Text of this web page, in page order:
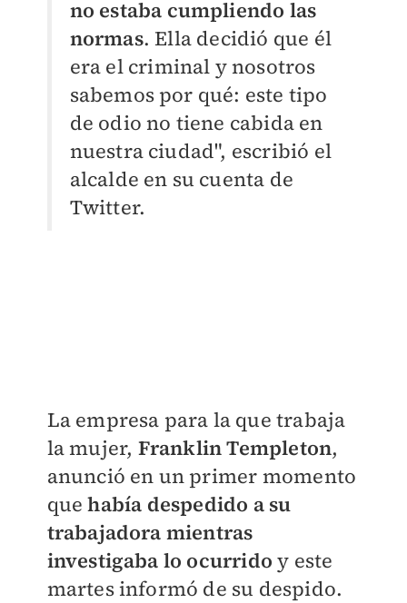
no estaba cumpliendo las
normas. Ella decidió que él
era el criminal y nosotros
sabemos por qué: este tipo
de odio no tiene cabida en
nuestra ciudad", escribió el
alcalde en su cuenta de
Twitter.
La empresa para la que trabaja
la mujer, Franklin Templeton,
anunció en un primer momento
quehabía despedido a su
trabajadora mientras
investigaba lo ocurrido y este
martes informó de su despido.